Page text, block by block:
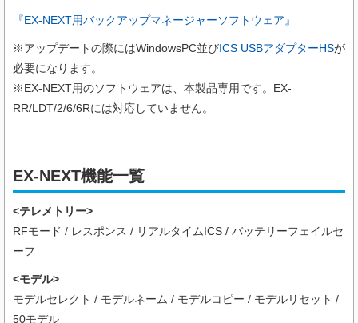
『EX-NEXT用バックアップマネージャーソフトウェア』
※アップデートの際にはWindowsPC並びICS USBアダプターHSが
必要になります。
※EX-NEXT用のソフトウェアは、本製品専用です。EX-
RR/LDT/2/6/6Rには対応していません。
EX-NEXT機能一覧
<テレメトリー>
RFモード / レスポンス / リアルタイムICS / バッテリーフェイルセ
ーフ
<モデル>
モデルセレクト / モデルネーム / モデルコピー / モデルリセット /
50モデル